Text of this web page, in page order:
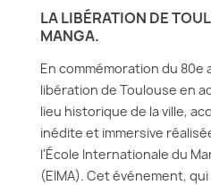
LA LIBÉRATION DE
MANGA.
En commémoration du 80e
libération de Toulouse en
lieu historique de la ville,
inédite et immersive
l'École Internationale du
(EIMA). Cet événement,